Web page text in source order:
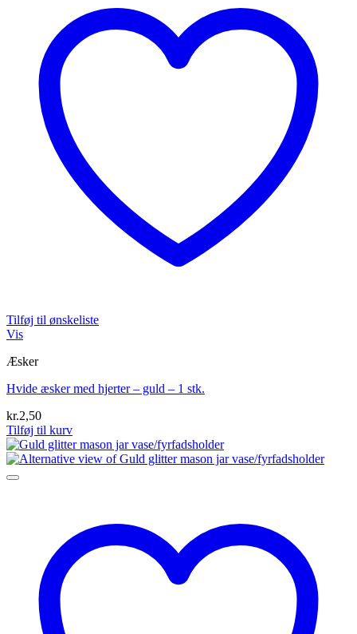
Tilføj til ønskeliste
Vis
Æsker
Hvide æsker med hjerter – guld – 1 stk.
kr.2,50
Tilføj til kurv